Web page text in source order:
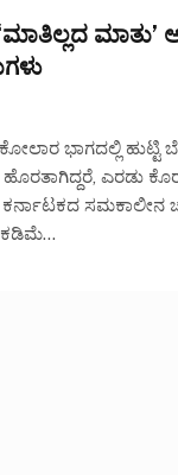
ಮಾತು’
ಭಾಗದಲ್ಲಿ ಹುಟ್ಟಿ
ಎರಡು
ಕಡಿಮೆ…